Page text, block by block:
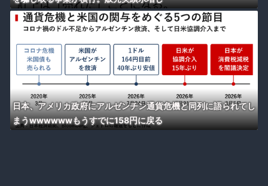
日本、アメリカ政府にアルゼンチン通貨危機と同列に語られてし
まうwwwwwwもうすでに158円に戻る